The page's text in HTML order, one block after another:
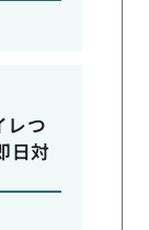
レつ
日対